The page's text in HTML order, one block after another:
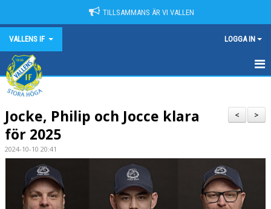
TILLSAMMANS ÄR VI VALLEN
VALLENS IF LOGGA IN
HEM
NYHETER
OM VALLENS IF
KONTAKT
KALENDER
>
<
Jocke, Philip och Jocce klara
för 2025
2024-10-10 20:41